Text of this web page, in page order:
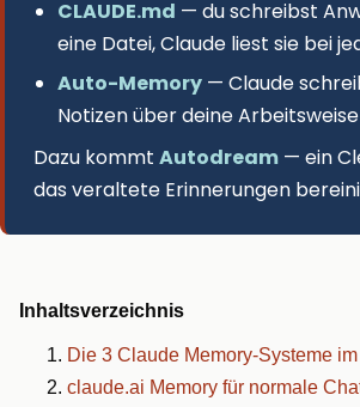
CLAUDE.md — du schreibst
eine Datei, Claude liest sie bei
Auto-Memory — Claude
Notizen über deine
Dazu kommt Autodream — ein
das veraltete Erinnerungen
Inhaltsverzeichnis
Die 3 Claude Memory-Systeme
claude.ai Memory für normale